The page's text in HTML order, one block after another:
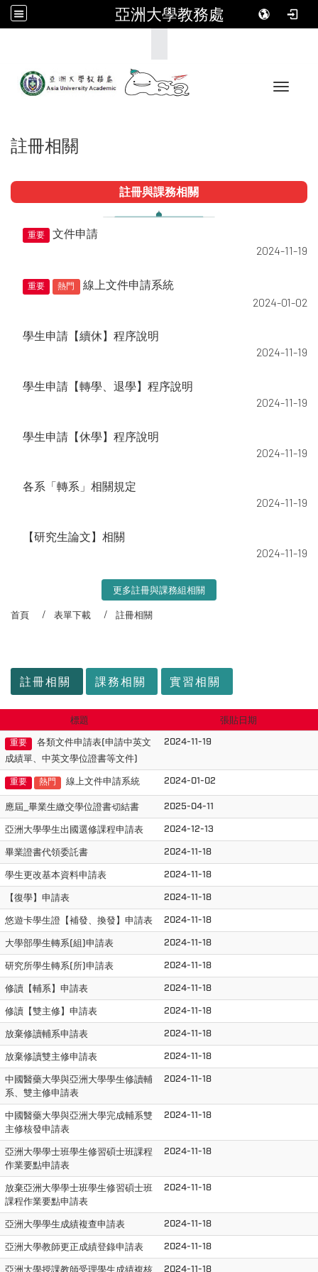
亞洲大學教務處
Toggle
註冊相關
註冊與課務相關
重要
文件申請
2024-11-19
重要 熱門
線上文件申請系統
2024-01-02
學生申請【續休】程序說明
2024-11-19
學生申請【轉學、退學】程序說明
2024-11-19
學生申請【休學】程序說明
2024-11-19
各系「轉系」相關規定
2024-11-19
【研究生論文】相關
2024-11-19
更多註冊與課務組相關
首頁 表單下載 註冊相關
註冊相關 課務相關 實習相關
標題 張貼日期
重要
各類文件申請表(申請中英文
成績單、中英文學位證書等文件)
2024-11-19
重要 熱門 線上文件申請系統 2024-01-02
應屆_畢業生繳交學位證書切結書 2025-04-11
亞洲大學學生出國選修課程申請表 2024-12-13
畢業證書代領委託書 2024-11-18
學生更改基本資料申請表 2024-11-18
【復學】申請表 2024-11-18
悠遊卡學生證【補發、換發】申請表 2024-11-18
大學部學生轉系(組)申請表 2024-11-18
研究所學生轉系(所)申請表 2024-11-18
修讀【輔系】申請表 2024-11-18
修讀【雙主修】申請表 2024-11-18
放棄修讀輔系申請表 2024-11-18
放棄修讀雙主修申請表 2024-11-18
中國醫藥大學與亞洲大學學生修讀輔
系、雙主修申請表
2024-11-18
中國醫藥大學與亞洲大學完成輔系雙
主修核發申請表
2024-11-18
亞洲大學學士班學生修習碩士班課程
作業要點申請表
2024-11-18
放棄亞洲大學學士班學生修習碩士班
課程作業要點申請表
2024-11-18
亞洲大學學生成績複查申請表 2024-11-18
亞洲大學教師更正成績登錄申請表 2024-11-18
2024-11-18